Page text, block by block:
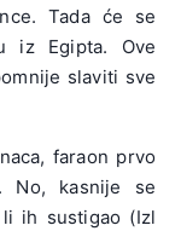
Tada će se
iz Egipta. Ove
slaviti sve
faraon prvo
No, kasnije se
ih sustigao (Izl